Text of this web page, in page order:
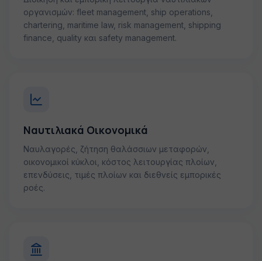
οργανισμών: fleet management, ship operations,
chartering, maritime law, risk management, shipping
finance, quality και safety management.
Ναυτιλιακά Οικονομικά
Ναυλαγορές, ζήτηση θαλάσσιων μεταφορών,
οικονομικοί κύκλοι, κόστος λειτουργίας πλοίων,
επενδύσεις, τιμές πλοίων και διεθνείς εμπορικές
ροές.